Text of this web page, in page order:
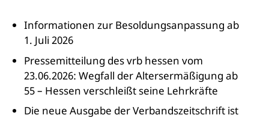
Informationen zur Besoldungsanpassung ab
1. Juli 2026
Pressemitteilung des vrb hessen vom
23.06.2026: Wegfall der Altersermäßigung ab
55 – Hessen verschleißt seine Lehrkräfte
Die neue Ausgabe der Verbandszeitschrift ist